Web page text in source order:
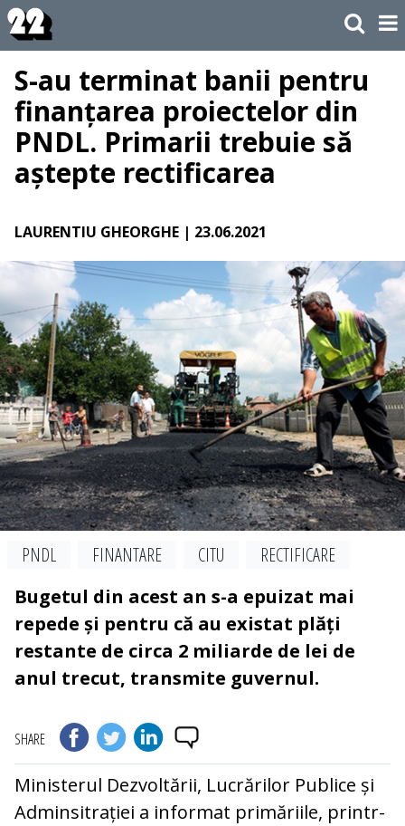
S-au terminat banii pentru
finanțarea proiectelor din
PNDL. Primarii trebuie să
aștepte rectificarea
LAURENTIU GHEORGHE | 23.06.2021
PNDL FINANTARE CITU
RECTIFICARE
Bugetul din acest an s-a epuizat mai
repede și pentru că au existat plăți
restante de circa 2 miliarde de lei de
anul trecut, transmite guvernul.
SHARE
Ministerul Dezvoltării, Lucrărilor Publice și
Adminsitrației a informat primăriile, printr-